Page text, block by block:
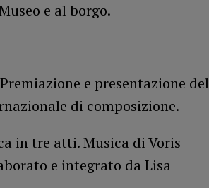
e al borgo.
e presentazione del
di composizione.
in tre atti. Musica di Voris
e integrato da Lisa